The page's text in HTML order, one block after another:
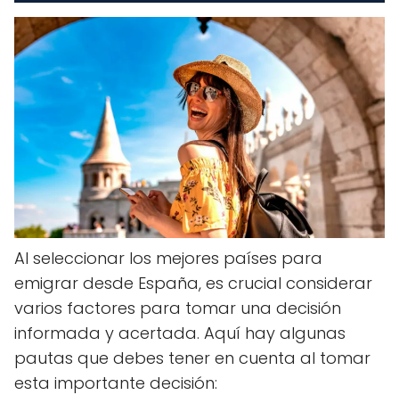
Al seleccionar los mejores países para
emigrar desde España, es crucial considerar
varios factores para tomar una decisión
informada y acertada. Aquí hay algunas
pautas que debes tener en cuenta al tomar
esta importante decisión: